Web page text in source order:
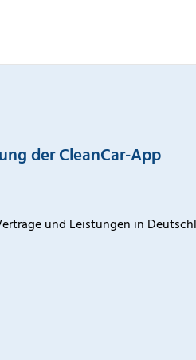
der CleanCar-App
und Leistungen in